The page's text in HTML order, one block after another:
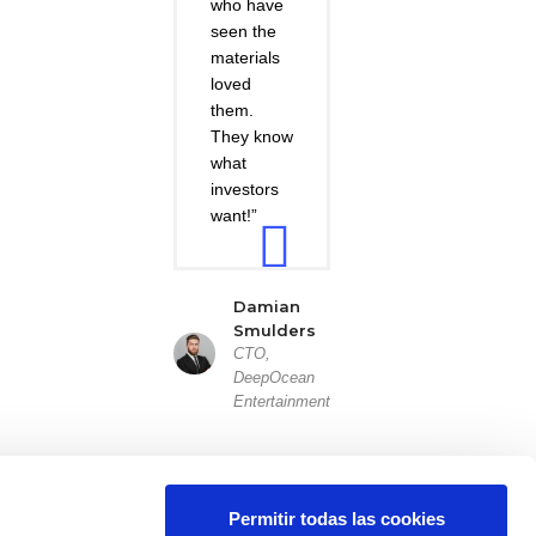
Permitir todas las cookies
who have
seen the
materials
loved
them.
They know
what
investors
want!”
Damian
Smulders
CTO,
DeepOcean
Entertainment